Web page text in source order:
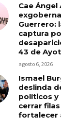
Cae Ángel
Guerrero:
captura
43 de
agosto 6, 2026
Ismael
deslinda
políticos y
cerrar
fortalecer